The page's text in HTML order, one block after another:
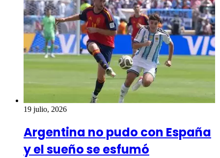
19 julio, 2026
Argentina no pudo con España
y el sueño se esfumó